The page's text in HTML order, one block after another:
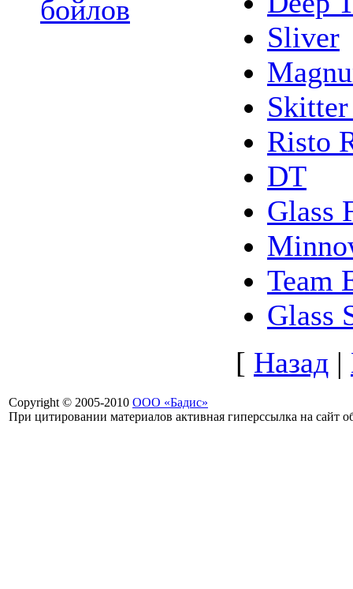
бойлов
Sliver
Risto
DT
Glass
Team
Glass
[ Назад |
Copyright © 2005-2010 ООО «Бадис»
При цитировании материалов активная гиперссылка на сайт